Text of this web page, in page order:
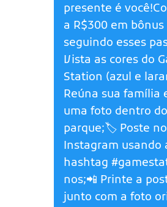
presente é
a R$300 em bônus
seguindo esses
Vista as cores do
Station (azul e
Reúna sua família
uma foto dentro do
parque;🏷️ Poste no
Instagram usando
hashtag
nos;📲 Printe a
junto com a foto